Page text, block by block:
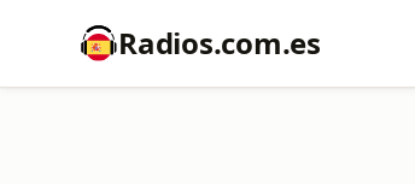
Radios.com.es